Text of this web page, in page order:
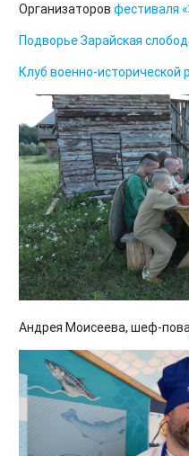
Организаторов фестиваля
Подворье Зарайская
Клуб военно-исторической
Андрея Моисеева, шеф-